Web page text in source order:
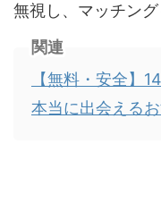
無視し、マッチング
関連
【無料・安全】
本当に出会える